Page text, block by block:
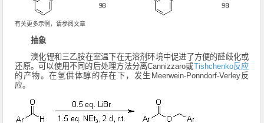
有关更多示例，请参阅文章
抽象
溴化锂和三乙胺在室温下在无溶剂环境中促进了方便的醛歧化或
还原。可以使用不同的后处理方法分离Cannizzaro或Tishchenko反应
的产物。在氢供体醇的存在下，发生Meerwein-Ponndorf-Verley反
应。